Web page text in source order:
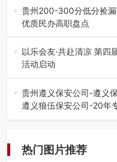
会在贵阳隆重举行。…
贵州200-300分低分捡
优质民办高职盘点
在贵州省高考志愿填报
的省内工科、新能源汽
以乐会友·共赴清凉 第四
活动启动
七月的贵阳，清风送爽，
弦乐（合唱）艺术交流
贵州遵义保安公司-遵义
遵义狼伍保安公司-20年
热门图片推荐